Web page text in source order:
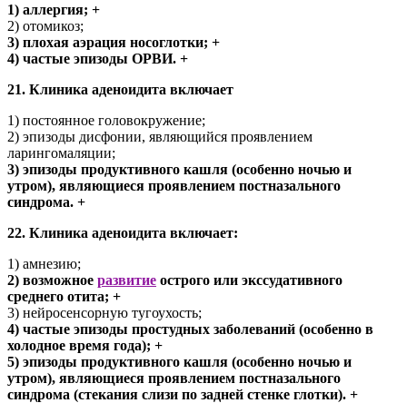
1) аллергия; +
2) отомикоз;
3) плохая аэрация носоглотки; +
4) частые эпизоды ОРВИ. +
21. Клиника аденоидита включает
1) постоянное головокружение;
2) эпизоды дисфонии, являющийся проявлением
ларингомаляции;
3) эпизоды продуктивного кашля (особенно ночью и
утром), являющиеся проявлением постназального
синдрома. +
22. Клиника аденоидита включает:
1) амнезию;
2) возможное развитие острого или экссудативного
среднего отита; +
3) нейросенсорную тугоухость;
4) частые эпизоды простудных заболеваний (особенно в
холодное время года); +
5) эпизоды продуктивного кашля (особенно ночью и
утром), являющиеся проявлением постназального
синдрома (стекания слизи по задней стенке глотки). +